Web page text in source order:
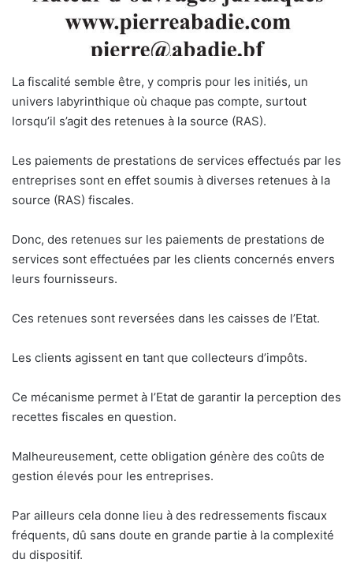
La fiscalité semble être, y compris pour les initiés, un
univers labyrinthique où chaque pas compte, surtout
lorsqu’il s’agit des retenues à la source (RAS).
Les paiements de prestations de services effectués par les
entreprises sont en effet soumis à diverses retenues à la
source (RAS) fiscales.
Donc, des retenues sur les paiements de prestations de
services sont effectuées par les clients concernés envers
leurs fournisseurs.
Ces retenues sont reversées dans les caisses de l’Etat.
Les clients agissent en tant que collecteurs d’impôts.
Ce mécanisme permet à l’Etat de garantir la perception des
recettes fiscales en question.
Malheureusement, cette obligation génère des coûts de
gestion élevés pour les entreprises.
Par ailleurs cela donne lieu à des redressements fiscaux
fréquents, dû sans doute en grande partie à la complexité
du dispositif.